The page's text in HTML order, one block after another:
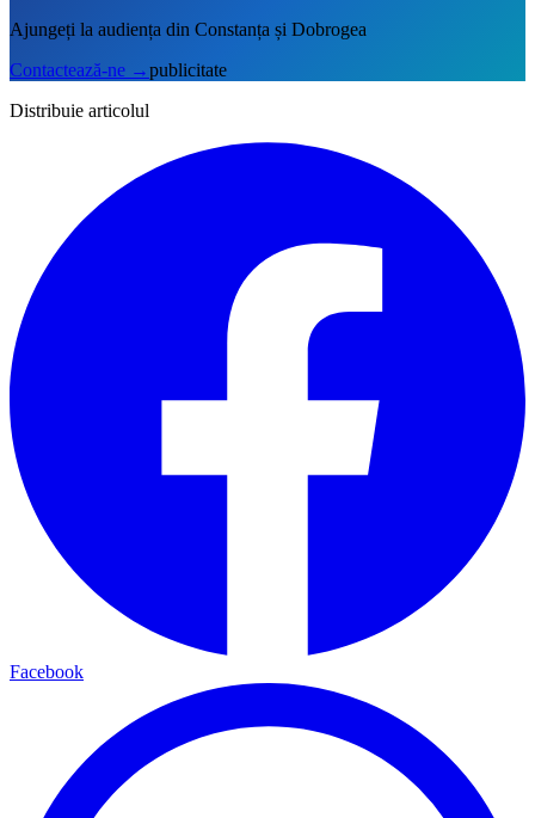
Ajungeți la audiența din Constanța și Dobrogea
Contactează-ne →publicitate
Distribuie articolul
Facebook